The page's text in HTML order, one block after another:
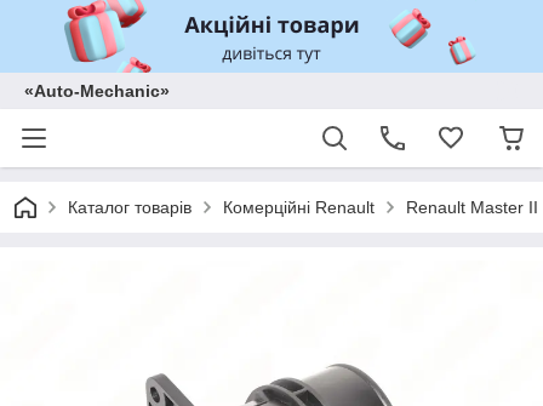
«Auto-Mechanic»
Каталог товарів Комерційні Renault Renault Master